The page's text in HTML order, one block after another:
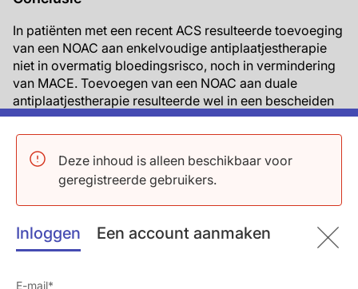
Deze inhoud is alleen beschikbaar voor
geregistreerde gebruikers.
Inloggen Een account aanmaken
In patiënten met een recent ACS resulteerde toevoeging
van een NOAC aan enkelvoudige antiplaatjestherapie
niet in overmatig bloedingsrisco, noch in vermindering
van MACE. Toevoegen van een NOAC aan duale
antiplaatjestherapie resulteerde wel in een bescheiden
daling van MACE maar leidde tot een verhoogd
bloedingsrisico. Van de NOACs verminderde alleen
rivaroxaban in aanvulling op DAPT het risico op MACE
en dabigatran plus SAP was de veiligste strategie.
1. Paravattil B, Elewa H. Strategies to optimize dual
antiplatelet therapy after coronary artery stenting in
Ther 2017;22:347–355.